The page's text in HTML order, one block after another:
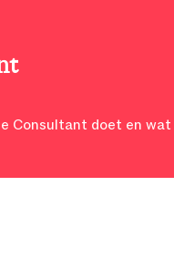
Consultant doet en